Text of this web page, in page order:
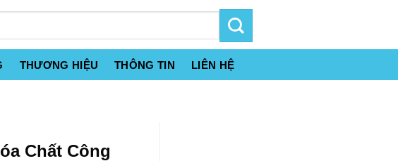
THƯƠNG HIỆU THÔNG TIN LIÊN HỆ
Chất Công